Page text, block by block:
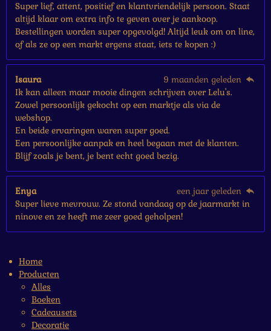
Super lief, attent, positief en klantvriendelijk persoon. Staat
altijd klaar om extra info te geven over je aankoop.
Bestellingen worden super opgevolgd! Altijd leuk om on line,
of als ze op een markt ergens staat, iets te kopen :)
Isaura
9 maanden geleden
Ik kan alleen maar mooie dingen schrijven over Lelu's.
Zowel persoonlijk gekocht op een marktje als via de
webshop.
En beide ervaringen waren super goed.
Een persoonlijke aanpak en heel begaan met de klanten.
Blijf zoals je bent, je bent echt goed bezig.
Enya
een jaar geleden
Super lieve mevrouw. Ze stond vandaag op de jaarmarkt in
ninove en ze heeft me zeer goed geholpen!
Home
Producten
Alles
Boeken
Cadeausets
Decoratie